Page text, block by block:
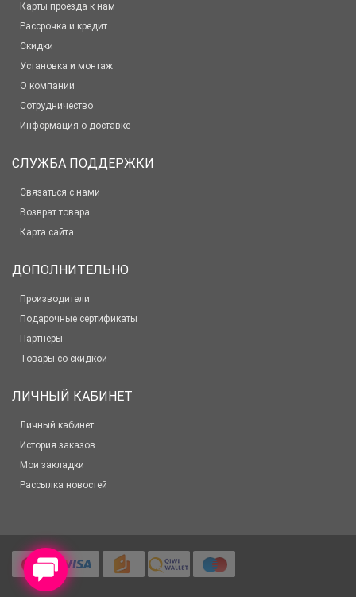
Карты проезда к нам
Рассрочка и кредит
Скидки
Установка и монтаж
О компании
Сотрудничество
Информация о доставке
СЛУЖБА ПОДДЕРЖКИ
Связаться с нами
Возврат товара
Карта сайта
ДОПОЛНИТЕЛЬНО
Производители
Подарочные сертификаты
Партнёры
Товары со скидкой
ЛИЧНЫЙ КАБИНЕТ
Личный кабинет
История заказов
Мои закладки
Рассылка новостей